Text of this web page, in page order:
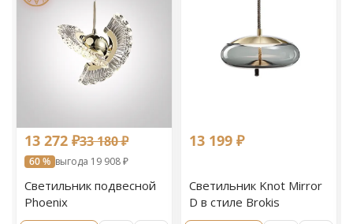
13 272 ₽33 180 ₽
60 % выгода 19 908 ₽
Светильник подвесной
Phoenix
13 199 ₽
Светильник Knot Mirror
D в стиле Brokis